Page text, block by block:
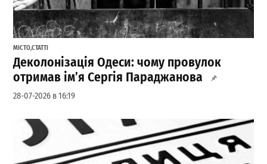
МІСТО,СТАТТІ
Деколонізація Одеси: чому провулок
отримав ім’я Сергія Параджанова
28-07-2026 в 16:19